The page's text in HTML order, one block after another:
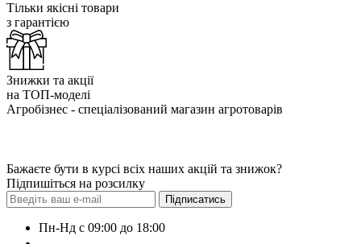
Тільки якісні товари
з гарантією
Знижки та акції
на ТОП-моделі
Агробізнес - спеціалізований магазин агротоварів
Бажаєте бути в курсі всіх наших акцій та знижок?
Підпишіться на розсилку
Підписатись
Пн-Нд с 09:00 до 18:00